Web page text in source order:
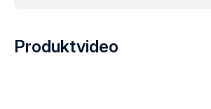
Produktvideo